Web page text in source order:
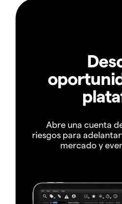
Abre una cuenta
riesgos para
mercado y